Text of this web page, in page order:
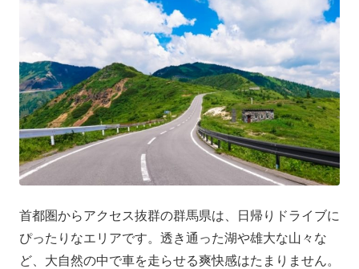
首都圏からアクセス抜群の群馬県は、日帰りドライブに
ぴったりなエリアです。透き通った湖や雄大な山々な
ど、大自然の中で車を走らせる爽快感はたまりません。